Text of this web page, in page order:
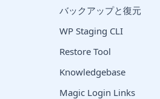
バックアップと復元
WP Staging CLI
Restore Tool
Knowledgebase
Magic Login Links